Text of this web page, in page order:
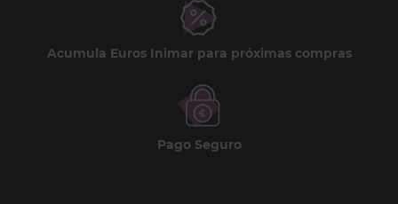
Acumula Euros Inimar para próximas compras
Pago Seguro